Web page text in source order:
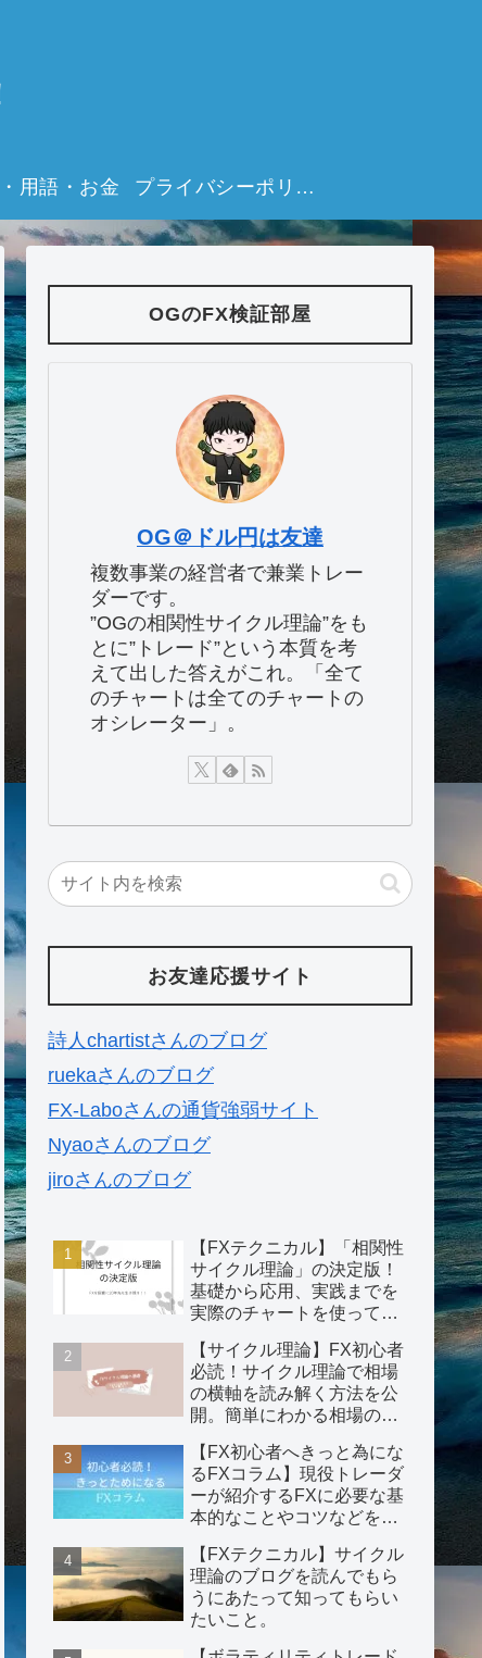
用語・お金 プライバシーポリシー
OGのFX検証部屋
OG＠ドル円は友達
複数事業の経営者で兼業トレー
ダーです。
”OGの相関性サイクル理論”をも
とに”トレード”という本質を考
えて出した答えがこれ。「全て
のチャートは全てのチャートの
オシレーター」。
お友達応援サイト
詩人chartistさんのブログ
ruekaさんのブログ
FX-Laboさんの通貨強弱サイト
Nyaoさんのブログ
jiroさんのブログ
【FXテクニカル】「相関性
サイクル理論」の決定版！
基礎から応用、実践までを
実際のチャートを使ってわ
【サイクル理論】FX初心者
必読！サイクル理論で相場
の横軸を読み解く方法を公
開。簡単にわかる相場の攻
【FX初心者へきっと為にな
るFXコラム】現役トレーダ
ーが紹介するFXに必要な基
本的なことやコツなどを紹
【FXテクニカル】サイクル
理論のブログを読んでもら
うにあたって知ってもらい
たいこと。